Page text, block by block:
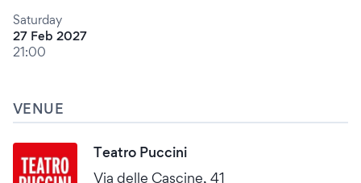
Saturday
27 Feb 2027
21:00
VENUE
Teatro Puccini
Via delle Cascine, 41